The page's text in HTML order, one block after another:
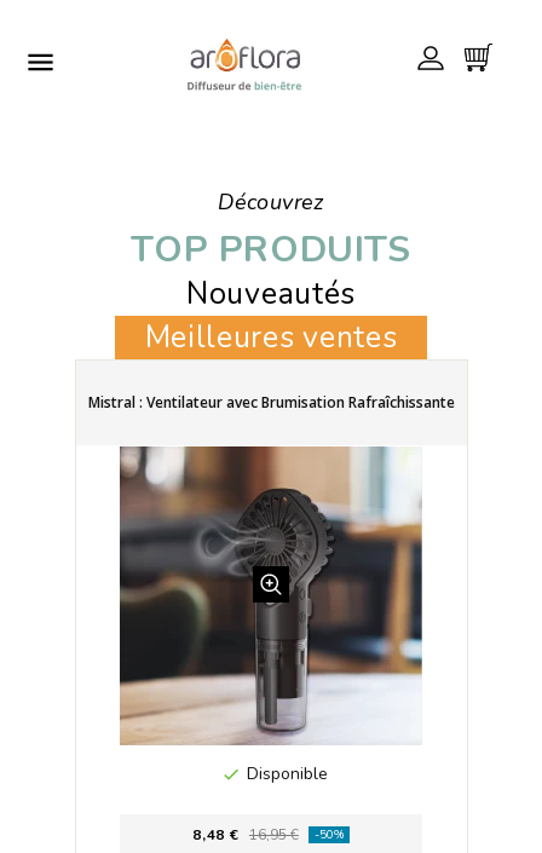

Découvrez
TOP PRODUITS
Nouveautés
Meilleures ventes
Mistral : Ventilateur avec Brumisation Rafraîchissante
 Disponible
8,48 € 16,95 € -50%